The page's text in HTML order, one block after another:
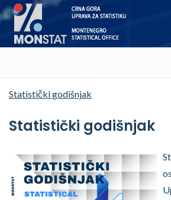
Statistički godišnjak
Statistički godišnjak